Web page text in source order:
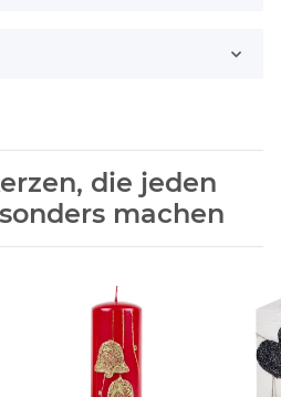
die jeden
machen